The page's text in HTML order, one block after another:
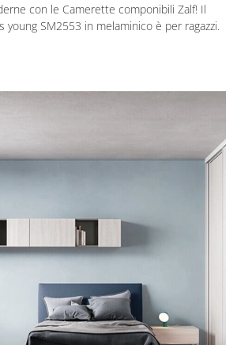
con le Camerette componibili Zalf! Il
young SM2553 in melaminico è per ragazzi.